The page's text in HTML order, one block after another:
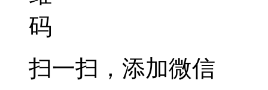
扫一扫，添加微信